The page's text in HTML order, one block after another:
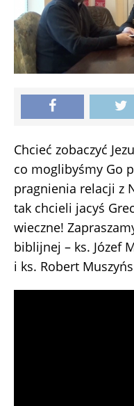
Chcieć zobaczyć
co moglibyśmy Go
pragnienia relacji z
tak chcieli jacyś
wieczne!
biblijnej – ks. Józef
i ks. Robert